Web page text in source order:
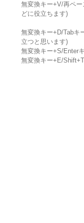
無変換キー+V/再ペ
どに役立ちます)
無変換キー+D/Tabキ
立つと思います)
無変換キー+S/Enter
無変換キー+E/